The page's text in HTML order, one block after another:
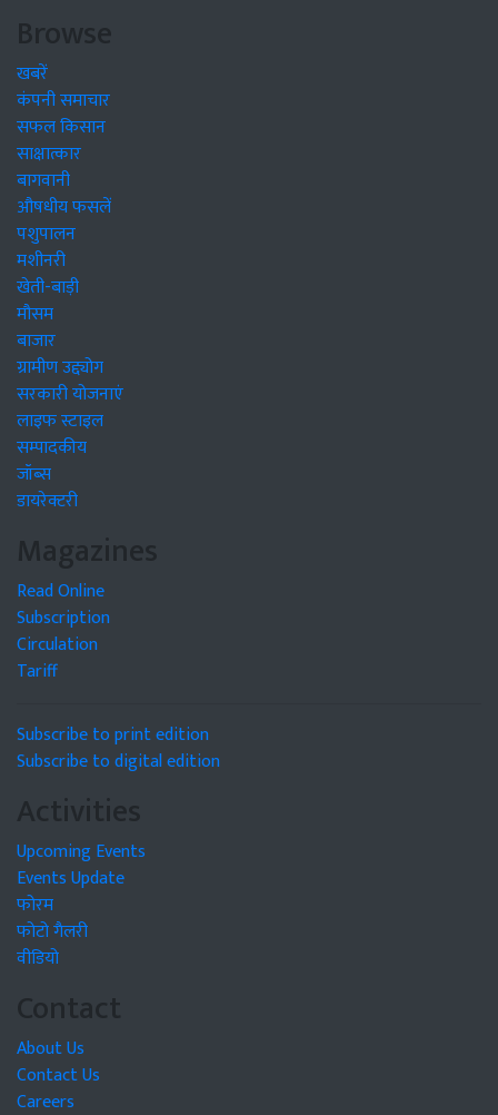
Browse
खबरें
कंपनी समाचार
सफल किसान
साक्षात्कार
बागवानी
औषधीय फसलें
पशुपालन
मशीनरी
खेती-बाड़ी
मौसम
बाजार
ग्रामीण उद्द्योग
सरकारी योजनाएं
लाइफ स्टाइल
सम्पादकीय
जॉब्स
डायरेक्टरी
Magazines
Read Online
Subscription
Circulation
Tariff
Subscribe to print edition
Subscribe to digital edition
Activities
Upcoming Events
Events Update
फोरम
फोटो गैलरी
वीडियो
Contact
About Us
Contact Us
Careers